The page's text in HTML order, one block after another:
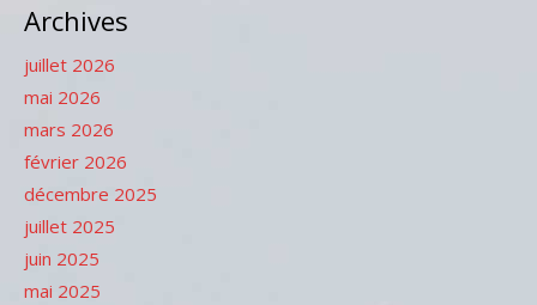
Archives
juillet 2026
mai 2026
mars 2026
février 2026
décembre 2025
juillet 2025
juin 2025
mai 2025